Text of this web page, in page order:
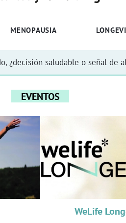
MENOPAUSIA
¿decisión saludable o señal de
EVENTOS
WeLife